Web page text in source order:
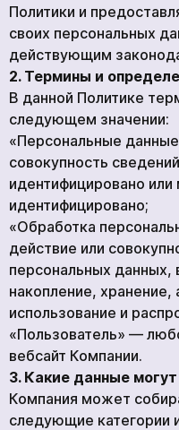
МЕРЧ
О НАС
Политики и
своих персональных
действующим
2. Термины и
В данной Политике
следующем значении:
«Персональные
совокупность
идентифицировано
идентифицировано;
«Обработка
действие или
персональных данных,
накопление,
использование и
«Пользователь» —
вебсайт Компании.
3. Какие данные
Компания может
следующие категории